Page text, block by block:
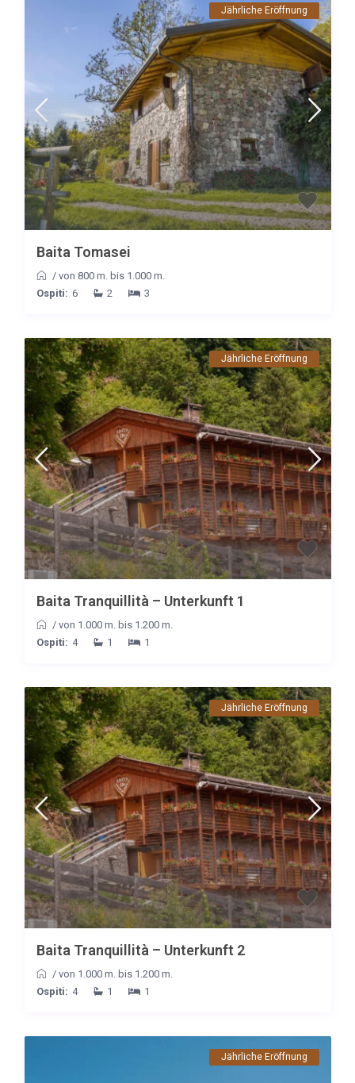
Jährliche Eröffnung
Baita Tomasei
/ von 800 m. bis 1.000 m.
Ospiti: 6 2 3
Jährliche Eröffnung
Baita Tranquillità – Unterkunft 1
/ von 1.000 m. bis 1.200 m.
Ospiti: 4 1 1
Jährliche Eröffnung
Baita Tranquillità – Unterkunft 2
/ von 1.000 m. bis 1.200 m.
Ospiti: 4 1 1
Jährliche Eröffnung